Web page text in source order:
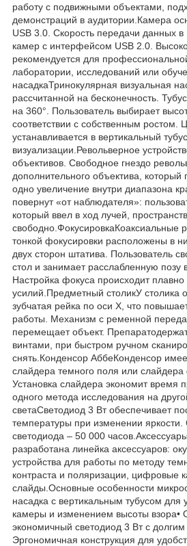
работу с подвижными объектами,
демонстраций в аудитории.Камера
USB 3.0. Скорость передачи данных
камер с интерфейсом USB 2.0.
рекомендуется для
лаборатории, исследований или
насадкаТринокулярная визуальная
рассчитанной на бесконечность.
на 360°. Пользователь выбирает
соответствии с собственным ростом.
устанавливается в вертикальный
визуализации.Револьверное
объективов. Свободное гнездо
дополнительного объектива, который
одно увеличение внутри диапазона
повернут «от наблюдателя»:
который ввел в ход лучей,
свободно.ФокусировкаКоаксиальные
тонкой фокусировки расположены в
двух сторон штатива. Пользователь
стол и занимает расслабленную позу
Настройка фокуса происходит плавно
усилий.Предметный столикУ столика
зубчатая рейка по оси Х, что
работы. Механизм с ременной
перемещает объект.
винтами, при быстром ручном
снять.Конденсор АббеКонденсор
слайдера темного поля или слайдера
Установка слайдера экономит время
одного метода исследования на
светаСветодиод 3 Вт обеспечивает
температуры при изменении яркости.
светодиода – 50 000
разработана линейка аксессуаров:
устройства для работы по методу
контраста и поляризации, цифровые
слайды.Основные особенности
насадка с вертикальным тубусом для
камеры и изменением высоты взора•
экономичный светодиод 3 Вт с
Эргономичная конструкция для